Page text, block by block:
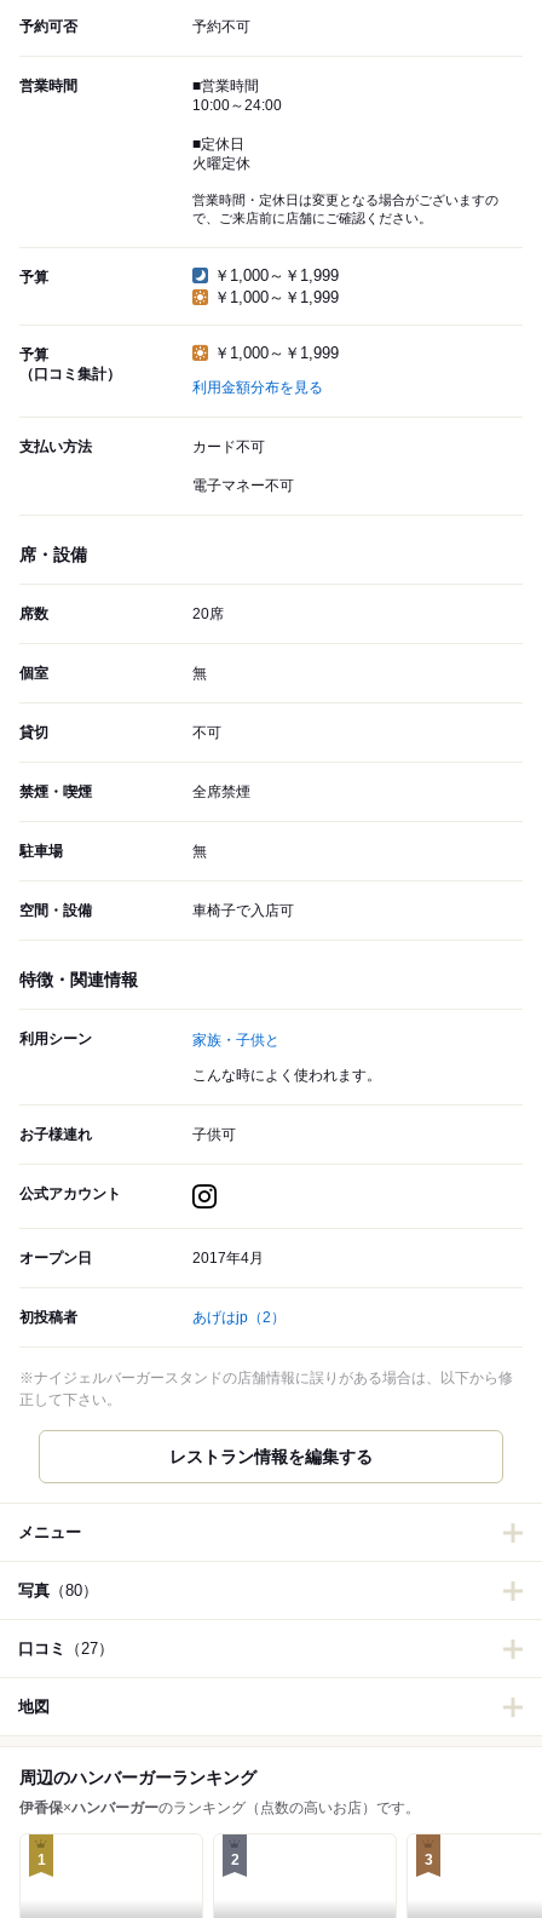
予約可否 予約不可
営業時間
■営業時間
10:00～24:00
■定休日
火曜定休
営業時間・定休日は変更となる場合がございますの
で、ご来店前に店舗にご確認ください。
予算
￥1,000～￥1,999
￥1,000～￥1,999
予算
（口コミ集計）
￥1,000～￥1,999
利用金額分布を見る
支払い方法 カード不可
電子マネー不可
席・設備
席数 20席
個室 無
貸切 不可
禁煙・喫煙 全席禁煙
駐車場 無
空間・設備 車椅子で入店可
特徴・関連情報
利用シーン 家族・子供と
こんな時によく使われます。
お子様連れ 子供可
公式アカウント
オープン日 2017年4月
初投稿者 あげはjp （2）
※ナイジェルバーガースタンドの店舗情報に誤りがある場合は、以下から修
正して下さい。
メニュー
写真 （80）
口コミ （27）
地図
周辺のハンバーガーランキング
伊香保×ハンバーガーのランキング（点数の高いお店）です。
1 2 3